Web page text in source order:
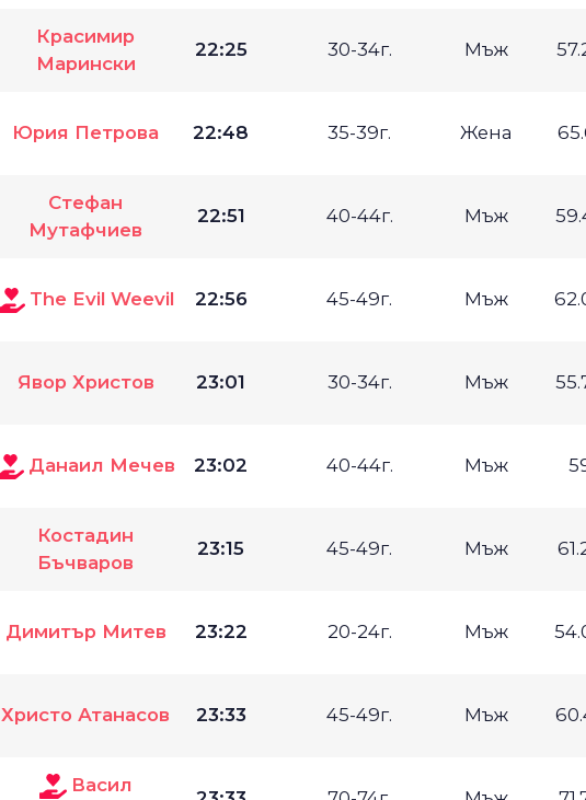
Красимир
Марински
22:25 30-34г. Мъж
Юрия Петрова 22:48 35-39г. Жена
Стефан
Мутафчиев
22:51 40-44г. Мъж
The Evil Weevil 22:56 45-49г. Мъж
Явор Христов 23:01 30-34г. Мъж
Данаил Мечев 23:02 40-44г. Мъж
Костадин
Бъчваров
23:15 45-49г. Мъж
Димитър Митев 23:22 20-24г. Мъж
Христо Атанасов 23:33 45-49г. Мъж
Васил